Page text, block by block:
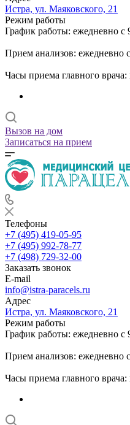
Истра, ул. Маяковского, 21
Режим работы
График работы: ежедневно с
Прием анализов: ежедневно
Часы приема главного
Вызов на дом
Записаться на прием
Телефоны
+7 (495) 419-05-95
+7 (495) 992-78-77
+7 (498) 729-32-00
Заказать звонок
E-mail
info@istra-paracels.ru
Адрес
Истра, ул. Маяковского, 21
Режим работы
График работы: ежедневно с
Прием анализов: ежедневно
Часы приема главного